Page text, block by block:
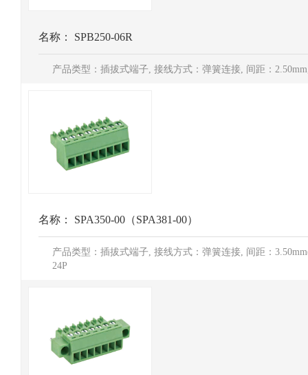
名称： SPB250-06R
产品类型：插拔式端子, 接线方式：弹簧连接, 间距：
名称： SPA350-00（SPA381-00）
产品类型：插拔式端子, 接线方式：弹簧连接, 间距：
24P